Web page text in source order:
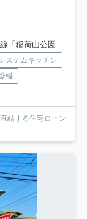
荷山公園」駅 徒歩27分
ステムキッチン
機
結する住宅ローン